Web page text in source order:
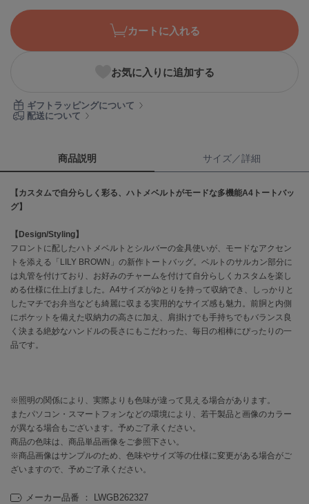
バンドリヤー
Barbour
バブアー
カルバン・クライン
セルフォード
セロン
Clarks Premium
クラークス
CODE A
COLE HAAN
コール ハーン
DANSKIN
ダンスキン
カートに入れる
お気に入りに追加する
ギフトラッピングについて
配送について
商品説明 サイズ／詳細
【カスタムで自分らしく彩る、ハトメベルトがモードな多機能A4トートバッ
グ】
【Design/Styling】
フロントに配したハトメベルトとシルバーの金具使いが、モードなアクセン
トを添える「LILY BROWN」の新作トートバッグ。ベルトのサルカン部分に
は丸管を付けており、お好みのチャームを付けて自分らしくカスタムを楽し
める仕様に仕上げました。A4サイズがゆとりを持って収納でき、しっかりと
したマチでお弁当なども綺麗に収まる実用的なサイズ感も魅力。前胴と内側
にポケットを備えた収納力の高さに加え、肩掛けでも手持ちでもバランス良
く決まる絶妙なハンドルの長さにもこだわった、毎日の相棒にぴったりの一
品です。
※照明の関係により、実際よりも色味が違って見える場合があります。
またパソコン・スマートフォンなどの環境により、若干製品と画像のカラー
が異なる場合もございます。予めご了承ください。
商品の色味は、商品単品画像をご参照下さい。
※商品画像はサンプルのため、色味やサイズ等の仕様に変更がある場合がご
ざいますので、予めご了承ください。
メーカー品番 ： LWGB262327